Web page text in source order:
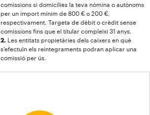
comissions si domicilies la teva nòmina o autònoms
per un import mínim de 800 € o 200 €,
respectivament. Targeta de dèbit o crèdit sense
comissions fins que el titular compleixi 31 anys.
2. Les entitats propietàries dels caixers en què
s'efectuïn els reintegraments podran aplicar una
comissió per ús.